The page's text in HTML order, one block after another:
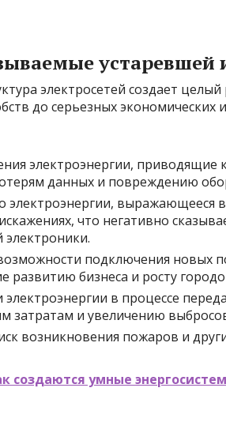
устаревшей
электросетей создает
до серьезных экономических
электроэнергии,
данных и повреждению
электроэнергии, выражающееся
что негативно
электроники.
подключения новых
развитию бизнеса и росту
в процессе
затратам и увеличению
возникновения пожаров и
создаются умные